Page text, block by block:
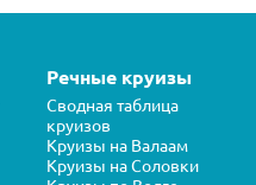
Речные круизы
Сводная таблица
круизов
Круизы на Валаам
Круизы на Соловки